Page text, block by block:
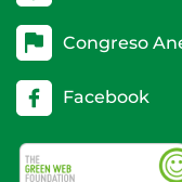
Congreso
Facebook